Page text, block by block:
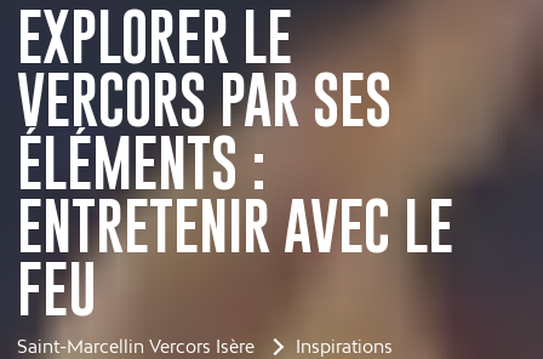
EXPLORER LE
VERCORS PAR SES
ÉLÉMENTS :
ENTRETENIR AVEC LE
FEU
Saint-Marcellin Vercors Isère
Inspirations